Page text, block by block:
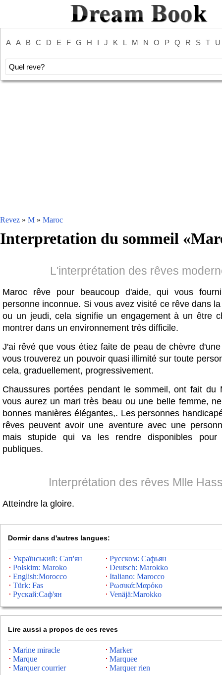
A A B C D E F G H I J K L M N O P Q R S T U
Revez » M » Maroc
Interpretation du sommeil «
L'interprétation des rêves
Maroc rêve pour beaucoup d'aide, qui vous
personne inconnue. Si vous avez visité ce rêve dans
ou un jeudi, cela signifie un engagement à un être
montrer dans un environnement très difficile.
J'ai rêvé que vous étiez faite de peau de chèvre
vous trouverez un pouvoir quasi illimité sur toute
cela, graduellement, progressivement.
Chaussures portées pendant le sommeil, ont fait du
vous aurez un mari très beau ou une belle femme,
bonnes manières élégantes,. Les personnes
rêves peuvent avoir une aventure avec une
mais stupide qui va les rendre disponibles pour
publiques.
Interprétation des rêves Mlle
Atteindre la gloire.
Dormir dans d'autres langues:
Український: Сап'ян
Русском: Сафьян
Polskim: Maroko
Deutsch: Marokko
English:Morocco
Italiano: Marocco
Türk: Fas
Ρωσικά:Μαρόκο
Рускай:Саф'ян
Venäjä:Marokko
Lire aussi a propos de ces reves
Marine miracle
Marker
Marque
Marquee
Marquer courrier
Marquer rien